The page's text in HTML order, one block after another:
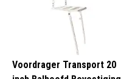
Voordrager Transport 20